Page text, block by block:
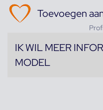
Toevoegen
IK WIL MEER
MODEL